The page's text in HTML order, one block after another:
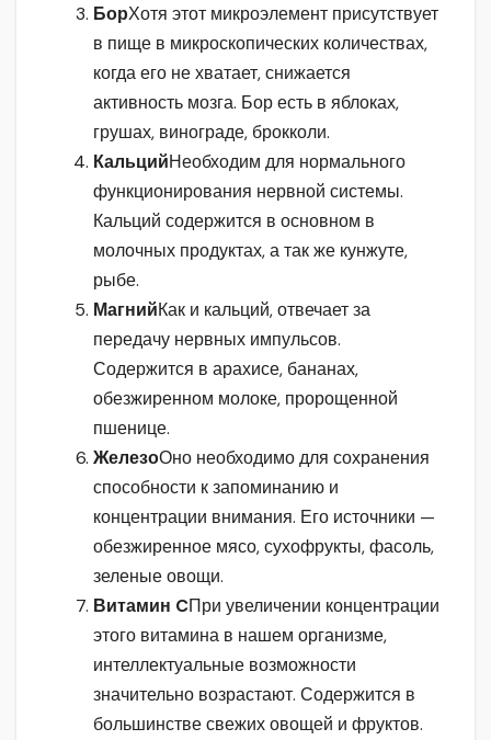
БорХотя этот микроэлемент присутствует
в пище в микроскопических количествах,
когда его не хватает, снижается
активность мозга. Бор есть в яблоках,
грушах, винограде, брокколи.
КальцийНеобходим для нормального
функционирования нервной системы.
Кальций содержится в основном в
молочных продуктах, а так же кунжуте,
рыбе.
МагнийКак и кальций, отвечает за
передачу нервных импульсов.
Содержится в арахисе, бананах,
обезжиренном молоке, пророщенной
пшенице.
ЖелезоОно необходимо для сохранения
способности к запоминанию и
концентрации внимания. Его источники —
обезжиренное мясо, сухофрукты, фасоль,
зеленые овощи.
Витамин CПри увеличении концентрации
этого витамина в нашем организме,
интеллектуальные возможности
значительно возрастают. Содержится в
большинстве свежих овощей и фруктов.